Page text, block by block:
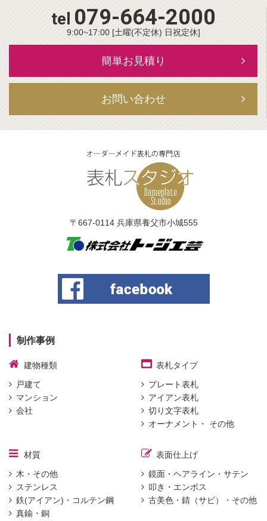
tel 079-664-2000
9:00~17:00 [土曜(不定休) 日祝定休]
簡単お見積り
お問い合わせ
〒667-0114 兵庫県養父市小城555
制作事例
建物種類
戸建て
マンション
会社
表札タイプ
プレート表札
アイアン表札
切り文字表札
オーナメント・ その他
材質
木・その他
ステンレス
鉄(アイアン)・コルテン鋼
真鍮・銅
表面仕上げ
鏡面・ヘアライン・サテン
叩き・エンボス
古美色・錆（サビ）・その他